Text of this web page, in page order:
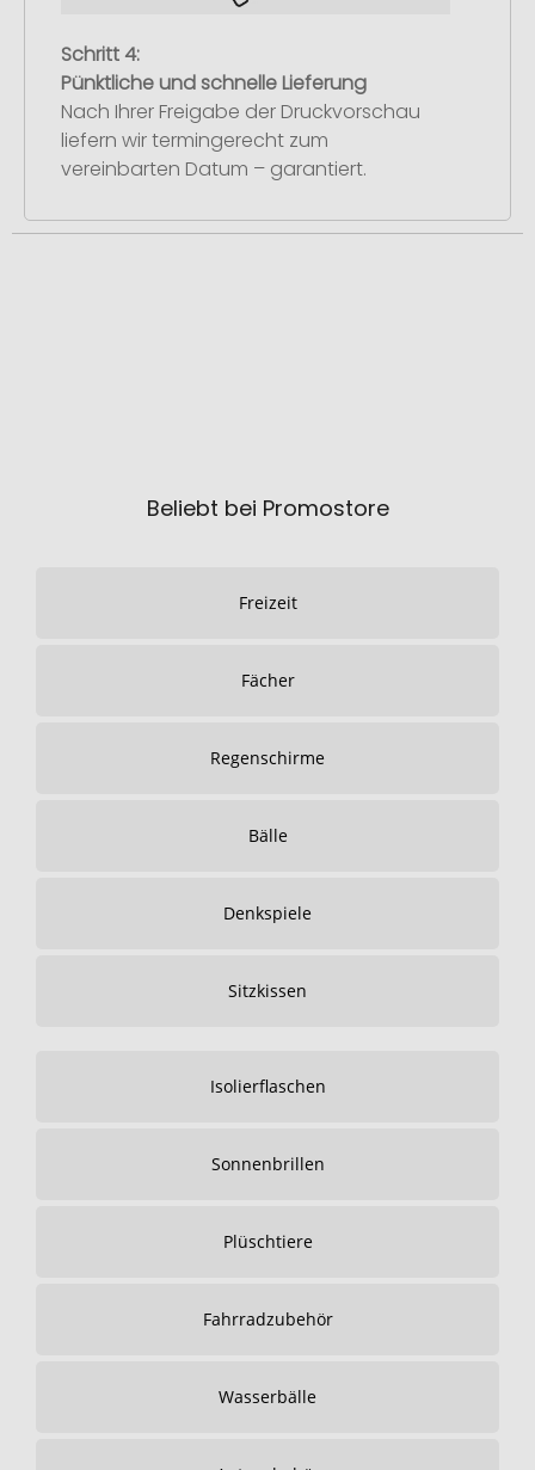
Schritt 4:
Pünktliche und schnelle Lieferung
Nach Ihrer Freigabe der Druckvorschau
liefern wir termingerecht zum
vereinbarten Datum – garantiert.
Beliebt bei Promostore
Freizeit
Fächer
Regenschirme
Bälle
Denkspiele
Sitzkissen
Isolierflaschen
Sonnenbrillen
Plüschtiere
Fahrradzubehör
Wasserbälle